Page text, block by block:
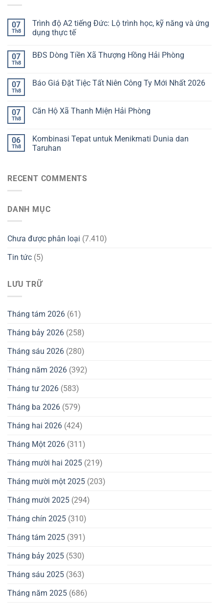
07
Th8
Trình độ A2 tiếng Đức: Lộ trình học, kỹ năng và ứng
dụng thực tế
07
Th8
BĐS Dòng Tiền Xã Thượng Hồng Hải Phòng
07
Th8
Báo Giá Đặt Tiệc Tất Niên Công Ty Mới Nhất 2026
07
Th8
Căn Hộ Xã Thanh Miện Hải Phòng
06
Th8
Kombinasi Tepat untuk Menikmati Dunia dan
Taruhan
RECENT COMMENTS
DANH MỤC
Chưa được phân loại (7.410)
Tin tức (5)
LƯU TRỮ
Tháng tám 2026 (61)
Tháng bảy 2026 (258)
Tháng sáu 2026 (280)
Tháng năm 2026 (392)
Tháng tư 2026 (583)
Tháng ba 2026 (579)
Tháng hai 2026 (424)
Tháng Một 2026 (311)
Tháng mười hai 2025 (219)
Tháng mười một 2025 (203)
Tháng mười 2025 (294)
Tháng chín 2025 (310)
Tháng tám 2025 (391)
Tháng bảy 2025 (530)
Tháng sáu 2025 (363)
Tháng năm 2025 (686)